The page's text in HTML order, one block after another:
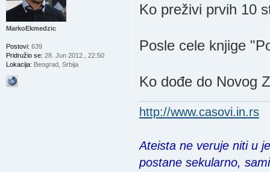
Ko preživi prvih 10
Posle cele knjige
Ko dođe do Novog
http://www.casovi.in.rs
Ateista ne veruje niti u
postane sekularno,
MarkoEkmedzic
Postovi: 639
Pridružio se: 28. Jun 2012., 22:50
Lokacija: Beograd, Srbija